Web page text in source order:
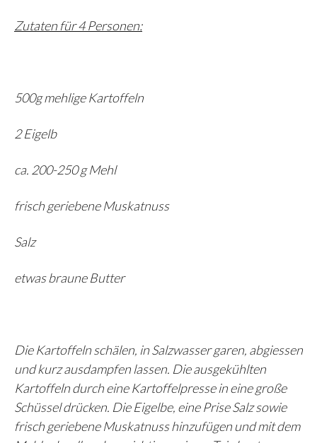
Zutaten für 4 Personen:
500g mehlige Kartoffeln
2 Eigelb
ca. 200-250 g Mehl
frisch geriebene Muskatnuss
Salz
etwas braune Butter
Die Kartoffeln schälen, in Salzwasser garen, abgiessen
und kurz ausdampfen lassen. Die ausgekühlten
Kartoffeln durch eine Kartoffelpresse in eine große
Schüssel drücken. Die Eigelbe, eine Prise Salz sowie
frisch geriebene Muskatnuss hinzufügen und mit dem